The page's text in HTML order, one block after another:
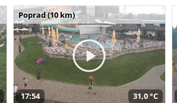
Poprad (10 km)
17:54 31,0 °C